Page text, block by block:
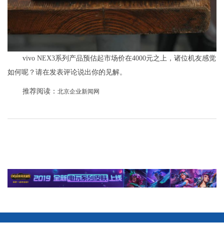
vivo NEX3系列产品预估起市场价在4000元之上，诸位机友感觉
如何呢？请在发表评论说出你的见解。
推荐阅读： 北京企业新闻网